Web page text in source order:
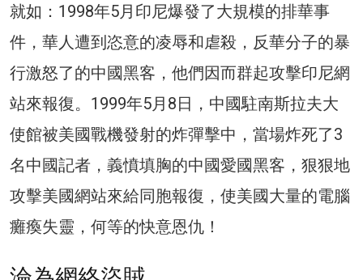
就如：1998年5月印尼爆發了大規模的排華事
件，華人遭到恣意的凌辱和虐殺，反華分子的暴
行激怒了的中國黑客，他們因而群起攻擊印尼網
站來報復。1999年5月8日，中國駐南斯拉夫大
使館被美國戰機發射的炸彈擊中，當場炸死了3
名中國記者，義憤填胸的中國愛國黑客，狠狠地
攻擊美國網站來給同胞報復，使美國大量的電腦
癱瘓失靈，何等的快意恩仇！